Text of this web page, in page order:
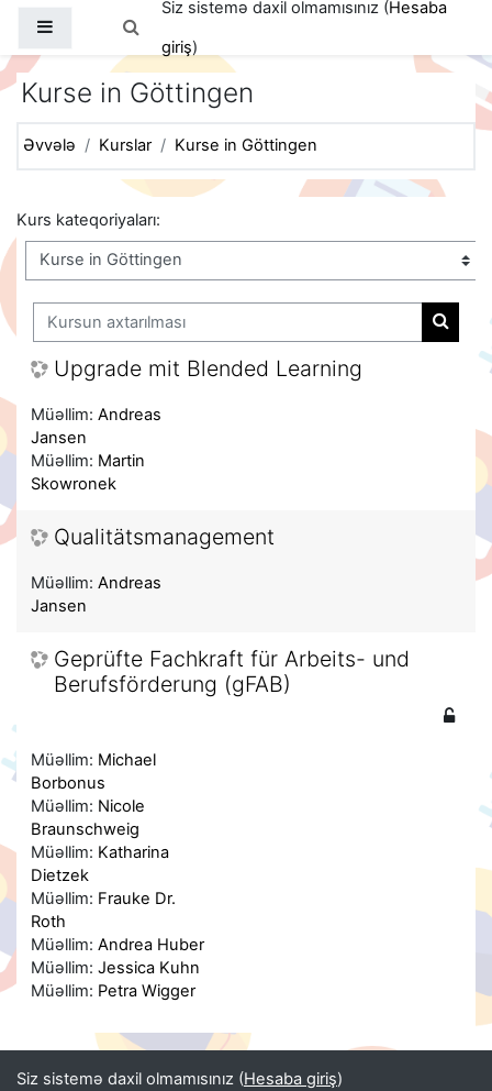
Yan panel
Siz sistemə daxil olmamısınız (Hesaba
giriş)
Kurse in Göttingen
Əvvələ Kurslar Kurse in Göttingen
Kurs kateqoriyaları:
Kursun axtarılması
Upgrade mit Blended Learning
Müəllim: Andreas
Jansen
Müəllim: Martin
Skowronek
Qualitätsmanagement
Müəllim: Andreas
Jansen
Geprüfte Fachkraft für Arbeits- und
Berufsförderung (gFAB)
Müəllim: Michael
Borbonus
Müəllim: Nicole
Braunschweig
Müəllim: Katharina
Dietzek
Müəllim: Frauke Dr.
Roth
Müəllim: Andrea Huber
Müəllim: Jessica Kuhn
Müəllim: Petra Wigger
Siz sistemə daxil olmamısınız (Hesaba giriş)